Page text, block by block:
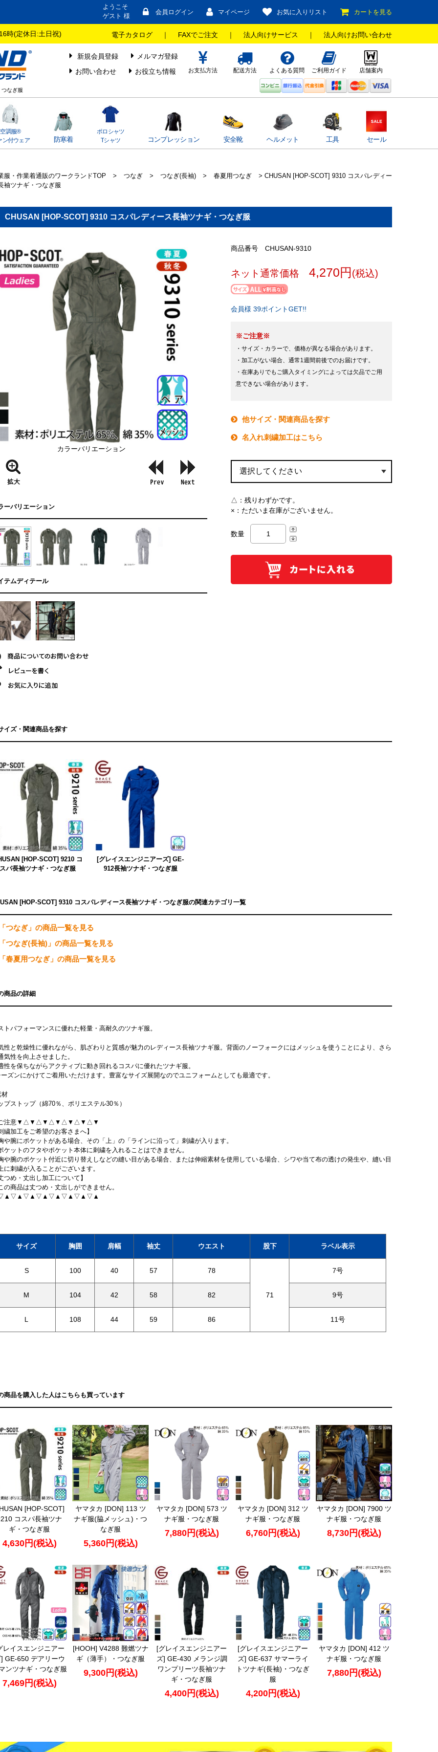
ようこそ
ゲスト 様
会員ログイン マイページ お気に入りリスト カートを見る
時(定休日:土日祝) 電子カタログ ｜ FAXでご注文 ｜ 法人向けサービス ｜ 法人向けお問い合わせ
新規会員登録
メルマガ登録
お問い合わせ
お役立ち情報 お支払方法 配送方法 よくある質問 ご利用ガイド 店舗案内
なぎ服
空調服®
ン付ウェア
防寒着
ポロシャツ
Tシャツ
コンプレッション 安全靴 ヘルメット 工具 セール
服・作業着通販のワークランドTOP > つなぎ > つなぎ(長袖) > 春夏用つなぎ
> CHUSAN [HOP-SCOT] 9310 コスパレディー
袖ツナギ・つなぎ服
CHUSAN [HOP-SCOT] 9310 コスパレディース長袖ツナギ・つなぎ服
商品番号 CHUSAN-9310
ネット通常価格 4,270円 (税込)
会員様 39ポイントGET!!
※ご注意※
・サイズ・カラーで、価格が異なる場合があります。
・加工がない場合、通常1週間前後でのお届けです。
・在庫ありでもご購入タイミングによっては欠品でご用
意できない場合があります。
他サイズ・関連商品を探す
名入れ刺繍加工はこちら
△： 残りわずかです。
×： ただいま在庫がございません。
数量
カラーバリエーション
ーバリエーション
テムディテール
イズ・関連商品を探す
[HOP-SCOT] 9210 コ
スパ長袖ツナギ・つなぎ服
[グレイスエンジニアーズ] GE-
912長袖ツナギ・つなぎ服
[HOP-SCOT] 9310 コスパレディース長袖ツナギ・つなぎ服の関連カテゴリ一覧
つなぎ」の商品一覧を見る
つなぎ(長袖)」の商品一覧を見る
春夏用つなぎ」の商品一覧を見る
商品の詳細
トパフォーマンスに優れた軽量・高耐久のツナギ服。
性と乾燥性に優れながら、肌ざわりと質感が魅力のレディース長袖ツナギ服。背面のノーフォークにはメッシュを使うことにより、さら
気性を向上させました。
性を保ちながらアクティブに動き回れるコスパに優れたツナギ服。
ズンにかけてご着用いただけます。豊富なサイズ展開なのでユニフォームとしても最適です。
材
プストップ（綿70％、ポリエステル30％）
注意▼△▼△▼△▼△▼△▼△▼
繍加工をご希望のお客さまへ】
や腕にポケットがある場合、その「上」の「ラインに沿って」刺繍が入ります。
ケットのフタやポケット本体に刺繍を入れることはできません。
や腕のポケット付近に切り替えしなどの縫い目がある場合、または伸縮素材を使用している場合、シワや当て布の透けの発生や、縫い目
に刺繍が入ることがございます。
つめ・丈出し加工について】
の商品は丈つめ・丈出しができません。
サイズ 胸囲 肩幅 袖丈 ウエスト 股下 ラベル表示
S 100 40 57 78
71
7号
M 104 42 58 82 9号
L 108 44 59 86 11号
商品を購入した人はこちらも買っています
[HOP-SCOT]
コスパ長袖ツナ
ギ・つなぎ服
4,630円(税込)
ヤマタカ [DON] 113 ツ
ナギ服(脇メッシュ)・つ
なぎ服
5,360円(税込)
ヤマタカ [DON] 573 ツ
ナギ服・つなぎ服
7,880円(税込)
ヤマタカ [DON] 312 ツ
ナギ服・つなぎ服
6,760円(税込)
ヤマタカ [DON] 7900 ツ
ナギ服・つなぎ服
8,730円(税込)
レイスエンジニアー
GE-650 デアリーウ
ンツナギ・つなぎ服
7,469円(税込)
[HOOH] V4288 難燃ツナ
ギ（薄手）・つなぎ服
9,300円(税込)
[グレイスエンジニアー
ズ] GE-430 メランジ調
ワンプリーツ長袖ツナ
ギ・つなぎ服
4,400円(税込)
[グレイスエンジニアー
ズ] GE-637 サマーライ
トツナギ(長袖)・つなぎ
服
4,200円(税込)
ヤマタカ [DON] 412 ツ
ナギ服・つなぎ服
7,880円(税込)